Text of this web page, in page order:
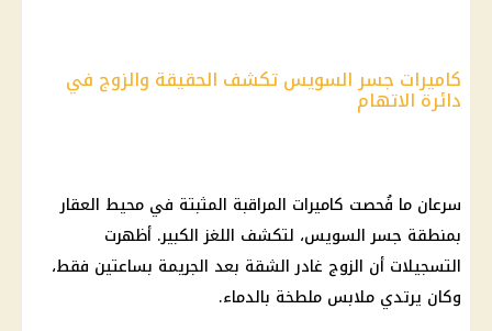
كاميرات جسر السويس تكشف الحقيقة والزوج في
دائرة الاتهام
سرعان ما فُحصت كاميرات المراقبة المثبتة في محيط العقار
بمنطقة جسر السويس، لتكشف اللغز الكبير. أظهرت
التسجيلات أن الزوج غادر الشقة بعد الجريمة بساعتين فقط،
وكان يرتدي ملابس ملطخة بالدماء.